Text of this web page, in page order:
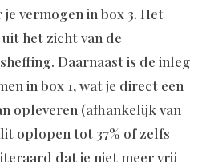
vermogen in box 3. Het
het zicht van de
Daarnaast is de inleg
in box 1, wat je direct een
opleveren (afhankelijk van
oplopen tot 37% of zelfs
dat je niet meer vrij